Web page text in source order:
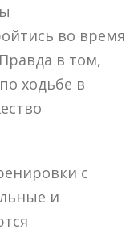
во время
в том,
ходьбе в
с
и